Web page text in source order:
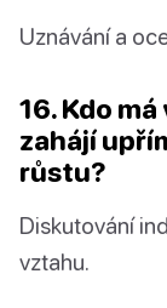
Uznávání a
16. Kdo
zahájí
růstu?
Diskutování
vztahu.